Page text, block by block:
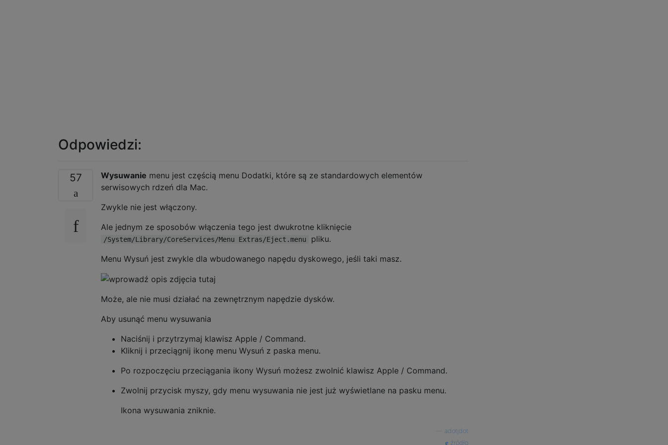
Odpowiedzi:
57 Wysuwanie menu jest częścią menu Dodatki, które są ze standardowych elementów
serwisowych rdzeń dla Mac.
Zwykle nie jest włączony.
Ale jednym ze sposobów włączenia tego jest dwukrotne kliknięcie
/System/Library/CoreServices/Menu Extras/Eject.menu
pliku.
Menu Wysuń jest zwykle dla wbudowanego napędu dyskowego, jeśli taki masz.
Może, ale nie musi działać na zewnętrznym napędzie dysków.
Aby usunąć menu wysuwania
Naciśnij i przytrzymaj klawisz Apple / Command.
Kliknij i przeciągnij ikonę menu Wysuń z paska menu.
Po rozpoczęciu przeciągania ikony Wysuń możesz zwolnić klawisz Apple / Command.
Zwolnij przycisk myszy, gdy menu wysuwania nie jest już wyświetlane na pasku menu.
Ikona wysuwania zniknie.
adotjdot
źródło